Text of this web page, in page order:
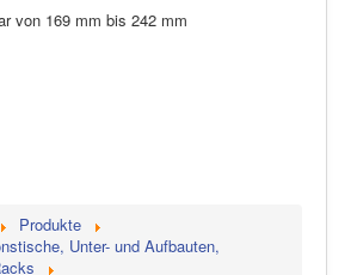
von 169 mm bis 242 mm
Produkte
Unter- und Aufbauten,